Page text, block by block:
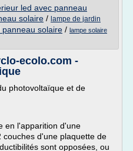
led avec panneau
solaire / lampe de jardin
solaire / lampe solaire
ecolo.com -
photovoltaïque et de
en l'apparition d'une
d'une plaquette de
sont opposées, ou